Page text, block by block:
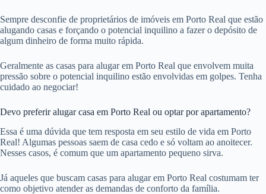
Sempre desconfie de proprietários de imóveis em Porto Real que estão
alugando casas e forçando o potencial inquilino a fazer o depósito de
algum dinheiro de forma muito rápida.
Geralmente as casas para alugar em Porto Real que envolvem muita
pressão sobre o potencial inquilino estão envolvidas em golpes. Tenha
cuidado ao negociar!
Devo preferir alugar casa em Porto Real ou optar por apartamento?
Essa é uma dúvida que tem resposta em seu estilo de vida em Porto
Real! Algumas pessoas saem de casa cedo e só voltam ao anoitecer.
Nesses casos, é comum que um apartamento pequeno sirva.
Já aqueles que buscam casas para alugar em Porto Real costumam ter
como objetivo atender as demandas de conforto da família.